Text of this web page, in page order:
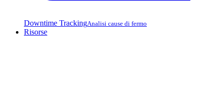
Downtime TrackingAnalisi cause di fermo
Risorse